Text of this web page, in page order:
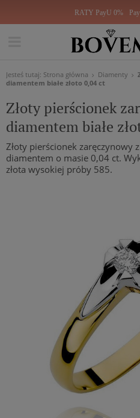
RATY PayU 0%
Jesteś tutaj: Strona główna Diamenty
diamentem białe złoto 0,04 ct
Złoty pierścionek
diamentem białe
Złoty pierścionek zaręczynowy
diamentem o masie 0,04 ct.
złota wysokiej próby 585.